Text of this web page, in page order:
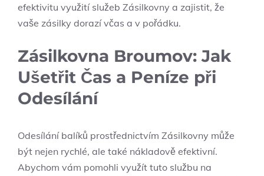
efektivitu využití služeb Zásilkovny a zajistit, že
vaše zásilky dorazí včas a v pořádku.
Zásilkovna Broumov: Jak
Ušetřit Čas a Peníze při
Odesílání
Odesílání balíků prostřednictvím Zásilkovny může
být nejen rychlé, ale také nákladově efektivní.
Abychom vám pomohli využít tuto službu na